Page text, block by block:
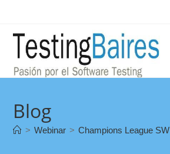
Blog
> Webinar > Champions League